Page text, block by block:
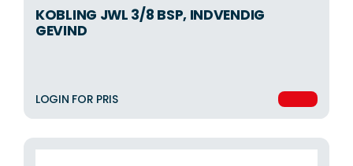
KOBLING JWL 3/8 BSP, INDVENDIG
GEVIND
LOGIN FOR PRIS